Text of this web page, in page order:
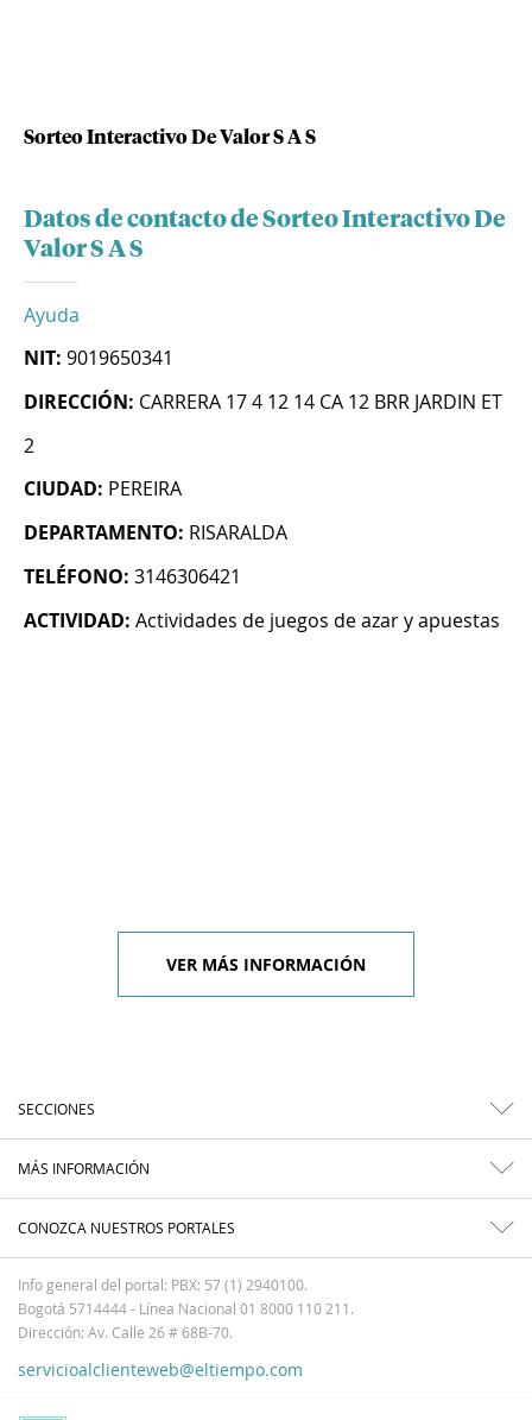
Sorteo Interactivo De Valor S A S
Datos de contacto de Sorteo Interactivo De
Valor S A S
Ayuda
NIT: 9019650341
DIRECCIÓN: CARRERA 17 4 12 14 CA 12 BRR JARDIN ET
2
CIUDAD: PEREIRA
DEPARTAMENTO: RISARALDA
TELÉFONO: 3146306421
ACTIVIDAD: Actividades de juegos de azar y apuestas
VER MÁS INFORMACIÓN
SECCIONES
MÁS INFORMACIÓN
CONOZCA NUESTROS PORTALES
Info general del portal: PBX: 57 (1) 2940100.
Bogotá 5714444 - Línea Nacional 01 8000 110 211.
Dirección: Av. Calle 26 # 68B-70.
servicioalclienteweb@eltiempo.com